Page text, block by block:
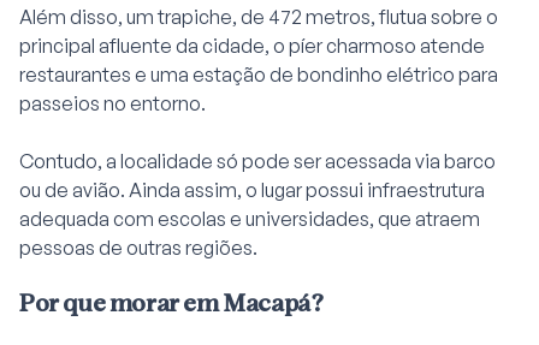
Além disso, um trapiche, de 472 metros, flutua sobre o
principal afluente da cidade, o píer charmoso atende
restaurantes e uma estação de bondinho elétrico para
passeios no entorno.
Contudo, a localidade só pode ser acessada via barco
ou de avião. Ainda assim, o lugar possui infraestrutura
adequada com escolas e universidades, que atraem
pessoas de outras regiões.
Por que morar em Macapá?